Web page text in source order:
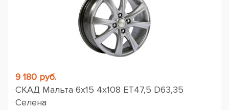
9 180 руб.
СКАД Мальта 6x15 4x108 ET47,5 D63,35
Селена